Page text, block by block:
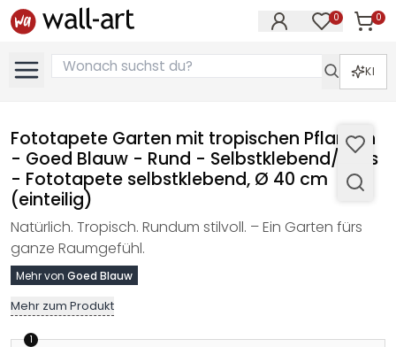
0 0
KI
Fototapete Garten mit tropischen Pflanzen
- Goed Blauw - Rund - Selbstklebend/Vlies
- Fototapete selbstklebend, Ø 40 cm
(einteilig)
Natürlich. Tropisch. Rundum stilvoll. – Ein Garten fürs
ganze Raumgefühl.
Mehr von Goed Blauw
Mehr zum Produkt
1